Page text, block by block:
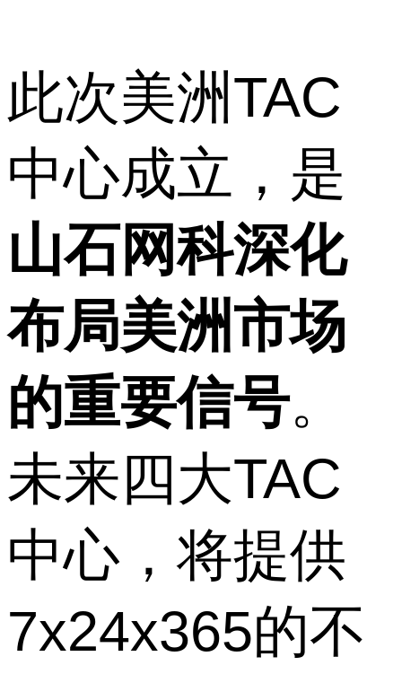
此次美洲TAC
中心成立，是
山石网科深化
布局美洲市场
的重要信号。
未来四大TAC
中心，将提供
7x24x365的不